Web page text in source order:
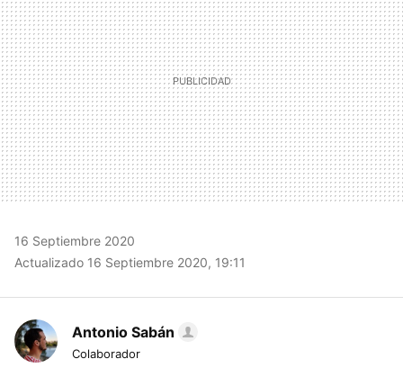
16 Septiembre 2020
Actualizado 16 Septiembre 2020, 19:11
Antonio Sabán
Colaborador